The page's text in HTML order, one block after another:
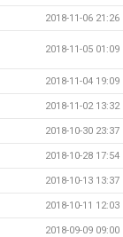
2018-11-06 21:26
2018-11-05 01:09
2018-11-04 19:09
2018-11-02 13:32
2018-10-30 23:37
2018-10-28 17:54
2018-10-13 13:37
2018-10-11 12:03
2018-09-09 09:00